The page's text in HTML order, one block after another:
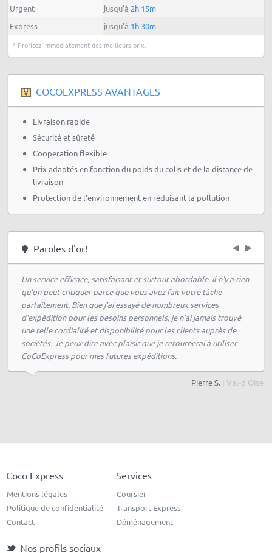
Urgent
jusqu'à 2h 15m
Express
jusqu'à 1h 30m
* Profitez immédiatement des meilleurs prix.
COCOEXPRESS AVANTAGES
Livraison rapide
Sécurité et sûreté
Cooperation flexible
Prix adaptés en fonction du poids du colis et de la distance de
livraison
Protection de l'environnement en réduisant la pollution
Paroles d'or!
Un service efficace, satisfaisant et surtout abordable. Il n'y a rien
qu'on peut critiquer parce que vous avez fait votre tâche
parfaitement. Bien que j'ai essayé de nombreux services
d'expédition pour les besoins personnels, je n'ai jamais trouvé
une telle cordialité et disponibilité pour les clients auprès de
sociétés. Je peux dire avec plaisir que je retournerai à utiliser
CoCoExpress pour mes futures expéditions.
Pierre S. | Val-d'Oise
Coco Express
Mentions légales
Politique de confidentialité
Contact
Services
Coursier
Transport Express
Déménagement
Nos profils sociaux